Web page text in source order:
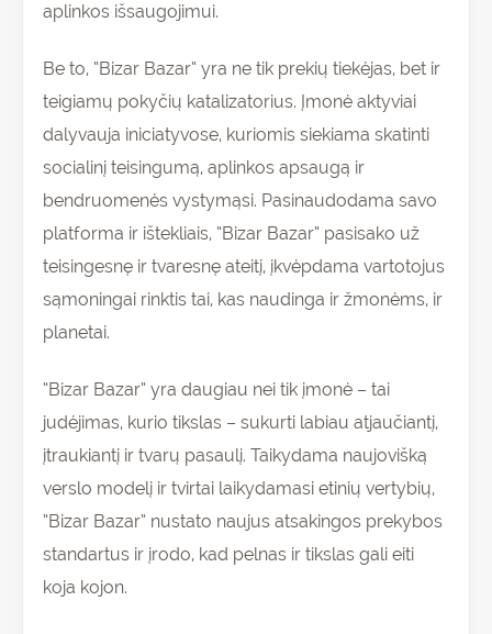
aplinkos išsaugojimui.
Be to, “Bizar Bazar” yra ne tik prekių tiekėjas, bet ir
teigiamų pokyčių katalizatorius. Įmonė aktyviai
dalyvauja iniciatyvose, kuriomis siekiama skatinti
socialinį teisingumą, aplinkos apsaugą ir
bendruomenės vystymąsi. Pasinaudodama savo
platforma ir ištekliais, “Bizar Bazar” pasisako už
teisingesnę ir tvaresnę ateitį, įkvėpdama vartotojus
sąmoningai rinktis tai, kas naudinga ir žmonėms, ir
planetai.
“Bizar Bazar” yra daugiau nei tik įmonė – tai
judėjimas, kurio tikslas – sukurti labiau atjaučiantį,
įtraukiantį ir tvarų pasaulį. Taikydama naujovišką
verslo modelį ir tvirtai laikydamasi etinių vertybių,
“Bizar Bazar” nustato naujus atsakingos prekybos
standartus ir įrodo, kad pelnas ir tikslas gali eiti
koja kojon.